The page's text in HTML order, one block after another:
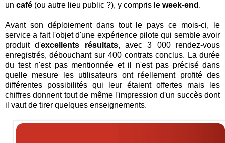
un café (ou autre lieu public ?), y compris le week-end .
Avant son déploiement dans tout le pays ce mois-ci, le
service a fait l'objet d'une expérience pilote qui semble avoir
produit d'excellents résultats, avec 3 000 rendez-vous
enregistrés, débouchant sur 400 contrats conclus. La durée
du test n'est pas mentionnée et il n'est pas précisé dans
quelle mesure les utilisateurs ont réellement profité des
différentes possibilités qui leur étaient offertes mais les
chiffres donnent tout de même l'impression d'un succès dont
il vaut de tirer quelques enseignements.